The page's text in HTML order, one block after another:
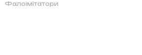
Фалоімітатори